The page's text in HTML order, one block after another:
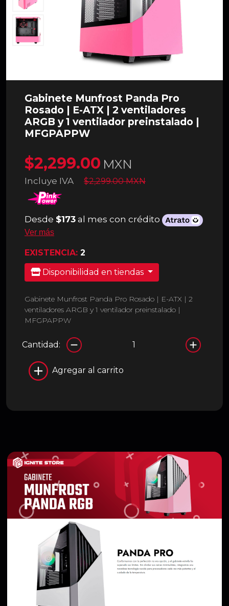
Gabinete Munfrost Panda Pro
Rosado | E-ATX | 2 ventiladores
ARGB y 1 ventilador preinstalado |
MFGPAPPW
$2,299.00 MXN
Incluye IVA $2,299.00 MXN
Desde $173 al mes con crédito
Ver más
EXISTENCIA: 2
Disponibilidad en tiendas
Gabinete Munfrost Panda Pro Rosado | E-ATX | 2
ventiladores ARGB y 1 ventilador preinstalado |
MFGPAPPW
Cantidad:
Agregar al carrito